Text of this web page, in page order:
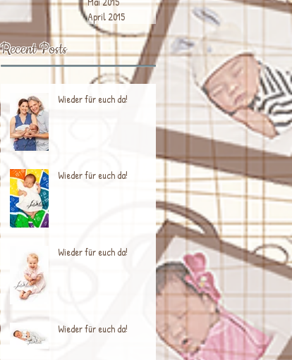
April 2015
Recent Posts
Wieder für euch da!
Wieder für euch da!
Wieder für euch da!
Wieder für euch da!